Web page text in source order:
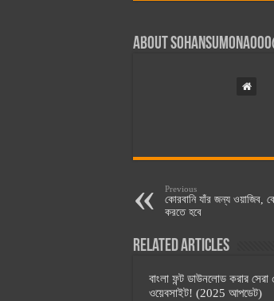
About
Previous
কোরবানি যাঁর জন্য ওয়াজিব,
করতে হবে
Related Articles
বাংলা ফন্ট ডাউনলোড করার সেরা
ওয়েবসাইট! (2025 আপডেট)